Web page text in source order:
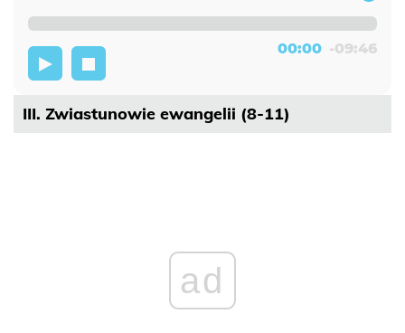
00:00 -09:46
III. Zwiastunowie ewangelii (8-11)
ad